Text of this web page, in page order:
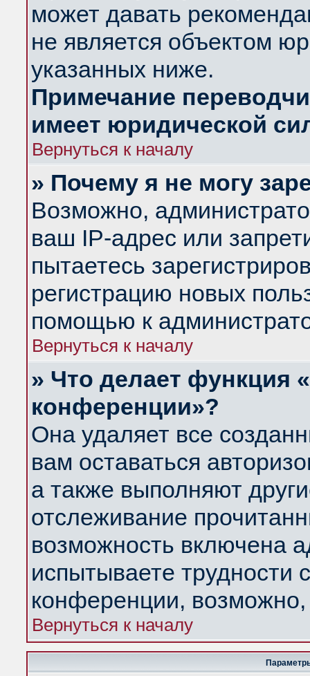
может давать
не является объектом
указанных ниже.
Примечание
имеет юридической
Вернуться к началу
» Почему я не могу
Возможно,
ваш IP-адрес или
пытаетесь
регистрацию новых
помощью к
Вернуться к началу
» Что делает функция
конференции»?
Она удаляет все
вам оставаться
а также выполняют
отслеживание
возможность включена
испытываете трудности
конференции,
Вернуться к началу